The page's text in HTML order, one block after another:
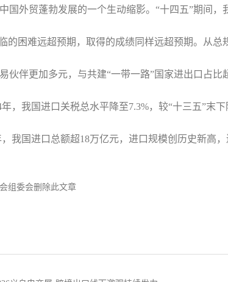
国外贸蓬勃发展的一个生动缩影。“十四五”期间
的困难远超预期，取得的成绩同样远超预期。从
伙伴更加多元，与共建“一带一路”国家进出口占
，我国进口关税总水平降至7.3%，较“十三五”末
我国进口总额超18万亿元，进口规模创历史新
组委会删除此文章